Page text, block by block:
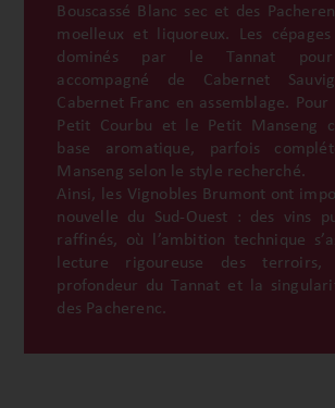
Bouscassé Blanc sec et des
moelleux et liquoreux. Les
dominés par le Tannat pour
accompagné de Cabernet
Cabernet Franc en assemblage. Pour
Petit Courbu et le Petit Manseng
base aromatique, parfois
Manseng selon le style recherché.
Ainsi, les Vignobles Brumont ont
nouvelle du Sud-Ouest : des vins
raffinés, où l’ambition technique
lecture rigoureuse des terroirs,
profondeur du Tannat et la
des Pacherenc.